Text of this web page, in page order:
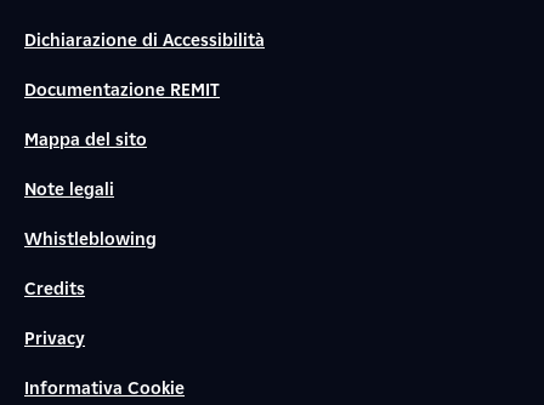
Dichiarazione di Accessibilità
Documentazione REMIT
Mappa del sito
Note legali
Whistleblowing
Credits
Privacy
Informativa Cookie